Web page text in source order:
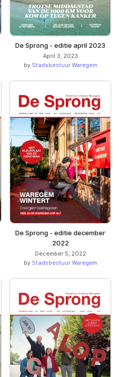
De Sprong - editie april 2023
April 3, 2023
by Stadsbestuur Waregem
De Sprong - editie december
2022
December 5, 2022
by Stadsbestuur Waregem